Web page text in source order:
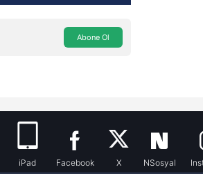
Abone Ol
iPad Facebook X NSosyal